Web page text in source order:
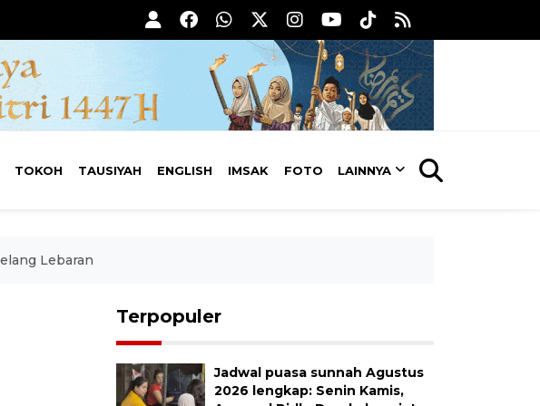
TOKOH TAUSIYAH ENGLISH IMSAK FOTO LAINNYA
Lebaran
Terpopuler
Jadwal puasa sunnah Agustus
2026 lengkap: Senin Kamis,